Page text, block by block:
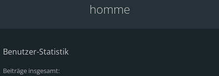
homme
Benutzer-Statistik
Beiträge insgesamt: